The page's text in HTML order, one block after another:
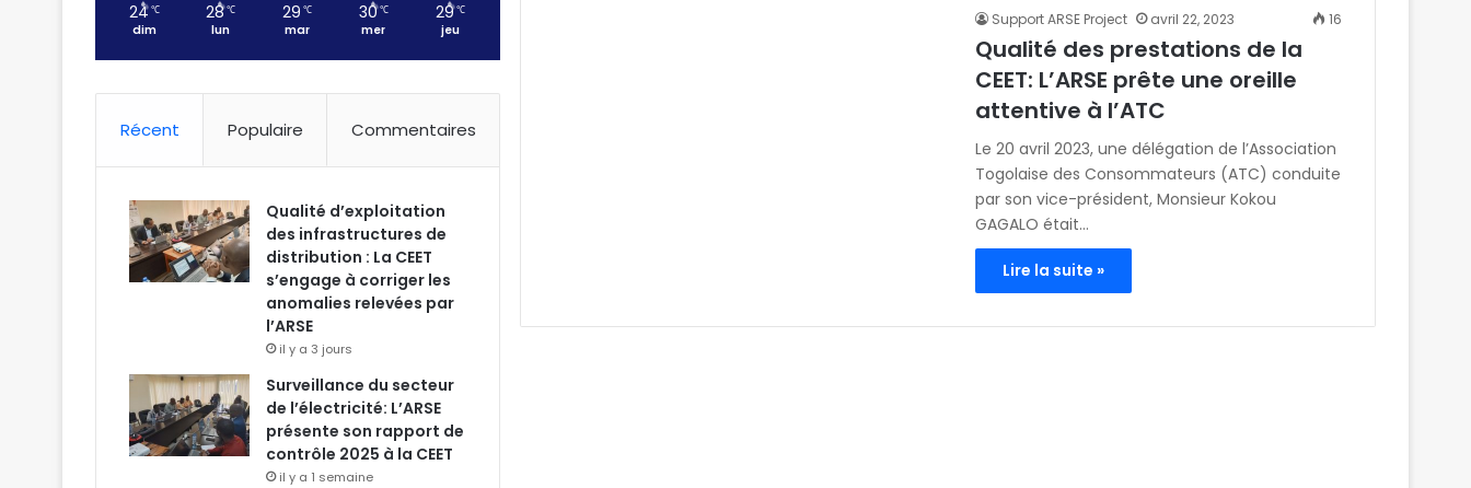
Support ARSE Project avril 22, 2023 16
Qualité des prestations de la
CEET: L’ARSE prête une oreille
attentive à l’ATC
Le 20 avril 2023, une délégation de l’Association
Togolaise des Consommateurs (ATC) conduite
par son vice-président, Monsieur Kokou
GAGALO était…
Lire la suite »
24 ℃
dim
28 ℃
lun
29 ℃
mar
30 ℃
mer
29 ℃
jeu
Récent Populaire Commentaires
Qualité d’exploitation
des infrastructures de
distribution : La CEET
s’engage à corriger les
anomalies relevées par
l’ARSE
il y a 3 jours
Surveillance du secteur
de l’électricité: L’ARSE
présente son rapport de
contrôle 2025 à la CEET
il y a 1 semaine